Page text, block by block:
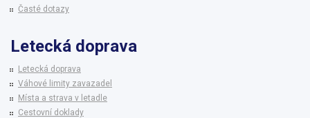
Časté dotazy
Letecká doprava
Letecká doprava
Váhové limity zavazadel
Místa a strava v letadle
Cestovní doklady